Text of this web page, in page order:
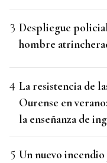
Despliegue
hombre
La resistencia de
Ourense en
la enseñanza de
Un nuevo